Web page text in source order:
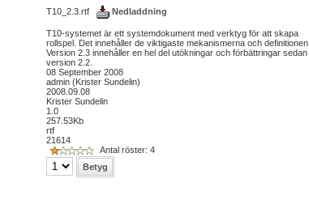
T10_2.3.rtf Nedladdning
T10-systemet är ett systemdokument med verktyg för att skapa
rollspel. Det innehåller de viktigaste mekanismerna och definitionen.
Version 2.3 innehåller en hel del utökningar och förbättringar sedan
version 2.2.
08 September 2008
admin (Krister Sundelin)
2008.09.08
Krister Sundelin
1.0
257.53Kb
rtf
21614
Antal röster: 4